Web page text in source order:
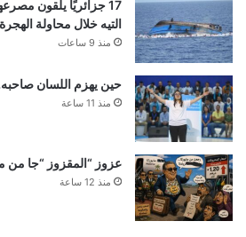
التيه خلال محاولة
منذ 9 ساعات
حين يهزم اللسان
منذ 11 ساعة
عزوز “المقزوز “جا من
منذ 12 ساعة